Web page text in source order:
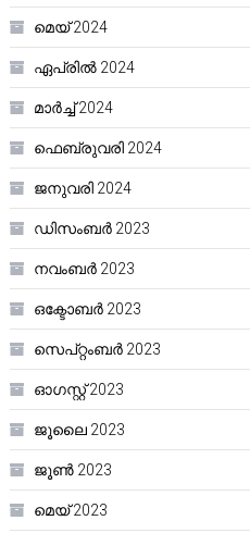
മെയ്‌ 2024
ഏപ്രിൽ 2024
മാർച്ച്‌ 2024
ഫെബ്രുവരി 2024
ജനുവരി 2024
ഡിസംബർ 2023
നവംബർ 2023
ഒക്ടോബർ 2023
സെപ്റ്റംബർ 2023
ഓഗസ്റ്റ്‌ 2023
ജൂലൈ 2023
ജൂൺ 2023
മെയ്‌ 2023